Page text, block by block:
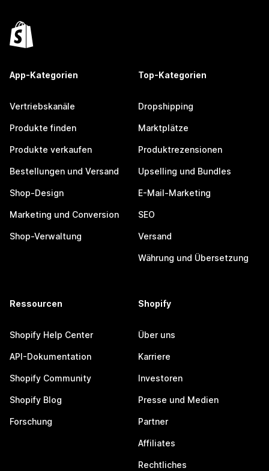
App-Kategorien
Vertriebskanäle
Produkte finden
Produkte verkaufen
Bestellungen und Versand
Shop-Design
Marketing und Conversion
Shop-Verwaltung
Top-Kategorien
Dropshipping
Marktplätze
Produktrezensionen
Upselling und Bundles
E-Mail-Marketing
SEO
Versand
Währung und Übersetzung
Ressourcen
Shopify Help Center
API-Dokumentation
Shopify Community
Shopify Blog
Forschung
Shopify
Über uns
Karriere
Investoren
Presse und Medien
Partner
Affiliates
Rechtliches